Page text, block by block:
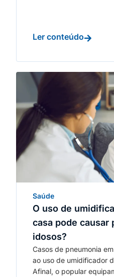
Ler conteúdo
Saúde
O uso de
casa pode causar
idosos?
Casos de pneumonia
ao uso de umidificador
Afinal, o popular